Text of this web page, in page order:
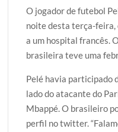
i
t
t
e
r
c
e
b
o
k
a
t
s
A
p
p
o
g
g
e
r
O jogador de futebol
noite desta terça-feira,
a um hospital francês.
brasileira teve uma
Pelé havia participado
lado do atacante do
Mbappé. O brasileiro
perfil no twitter.